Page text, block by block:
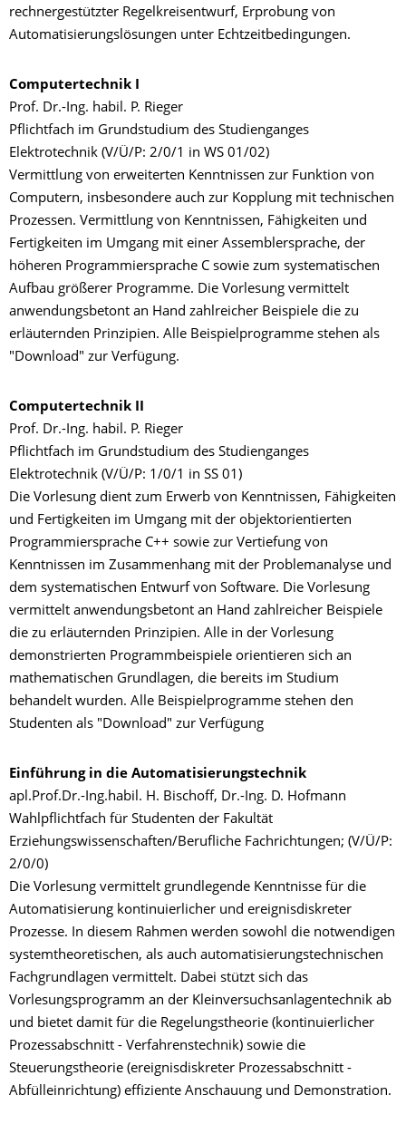
rechnergestützter Regelkreisentwurf, Erprobung von
Automatisierungslösungen unter Echtzeitbedingungen.
Computertechnik I
Prof. Dr.-Ing. habil. P. Rieger
Pflichtfach im Grundstudium des Studienganges
Elektrotechnik (V/Ü/P: 2/0/1 in WS 01/02)
Vermittlung von erweiterten Kenntnissen zur Funktion von
Computern, insbesondere auch zur Kopplung mit technischen
Prozessen. Vermittlung von Kenntnissen, Fähigkeiten und
Fertigkeiten im Umgang mit einer Assemblersprache, der
höheren Programmiersprache C sowie zum systematischen
Aufbau größerer Programme. Die Vorlesung vermittelt
anwendungsbetont an Hand zahlreicher Beispiele die zu
erläuternden Prinzipien. Alle Beispielprogramme stehen als
"Download" zur Verfügung.
Computertechnik II
Prof. Dr.-Ing. habil. P. Rieger
Pflichtfach im Grundstudium des Studienganges
Elektrotechnik (V/Ü/P: 1/0/1 in SS 01)
Die Vorlesung dient zum Erwerb von Kenntnissen, Fähigkeiten
und Fertigkeiten im Umgang mit der objektorientierten
Programmiersprache C++ sowie zur Vertiefung von
Kenntnissen im Zusammenhang mit der Problemanalyse und
dem systematischen Entwurf von Software. Die Vorlesung
vermittelt anwendungsbetont an Hand zahlreicher Beispiele
die zu erläuternden Prinzipien. Alle in der Vorlesung
demonstrierten Programmbeispiele orientieren sich an
mathematischen Grundlagen, die bereits im Studium
behandelt wurden. Alle Beispielprogramme stehen den
Studenten als "Download" zur Verfügung
Einführung in die Automatisierungstechnik
apl.Prof.Dr.-Ing.habil. H. Bischoff, Dr.-Ing. D. Hofmann
Wahlpflichtfach für Studenten der Fakultät
Erziehungswissenschaften/Berufliche Fachrichtungen; (V/Ü/P:
2/0/0)
Die Vorlesung vermittelt grundlegende Kenntnisse für die
Automatisierung kontinuierlicher und ereignisdiskreter
Prozesse. In diesem Rahmen werden sowohl die notwendigen
systemtheoretischen, als auch automatisierungstechnischen
Fachgrundlagen vermittelt. Dabei stützt sich das
Vorlesungsprogramm an der Kleinversuchsanlagentechnik ab
und bietet damit für die Regelungstheorie (kontinuierlicher
Prozessabschnitt - Verfahrenstechnik) sowie die
Steuerungstheorie (ereignisdiskreter Prozessabschnitt -
Abfülleinrichtung) effiziente Anschauung und Demonstration.